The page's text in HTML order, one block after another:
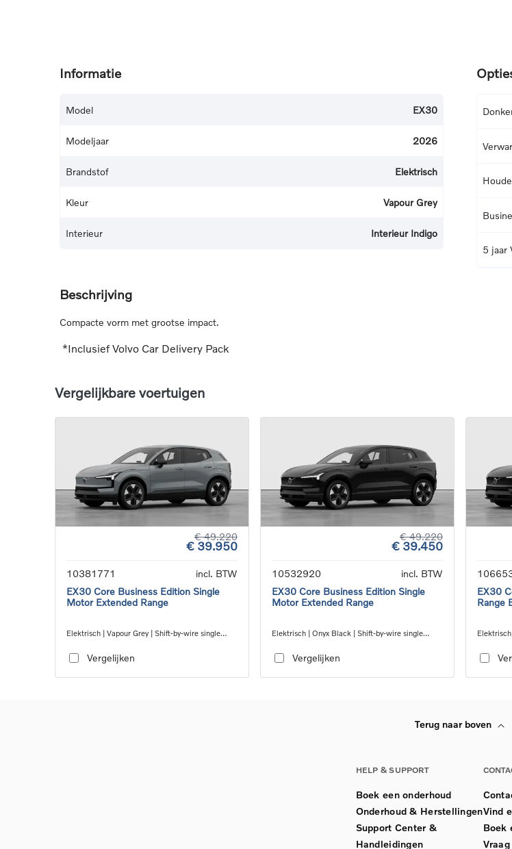
Informatie
Model EX30
Modeljaar 2026
Brandstof Elektrisch
Kleur Vapour Grey
Interieur Interieur Indigo
5 jaar
Beschrijving
Compacte vorm met grootse impact.
*Inclusief Volvo Car Delivery Pack
Vergelijkbare voertuigen
€ 49.220
€ 39.950
10381771
incl. BTW
EX30 Core Business Edition Single
Motor Extended Range
Elektrisch | Vapour Grey | Shift-by-wire single
Vergelijken
€ 49.220
€ 39.450
10532920
incl. BTW
EX30 Core Business Edition Single
Motor Extended Range
Elektrisch | Onyx Black | Shift-by-wire single
Vergelijken
EX30
Range
Terug naar boven
HELP & SUPPORT
Boek een onderhoud
Onderhoud & Herstellingen
Support Center &
Handleidingen
Vind
Boek